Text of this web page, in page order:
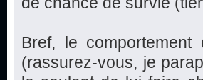
Bref, le
(rassurez-vous, je